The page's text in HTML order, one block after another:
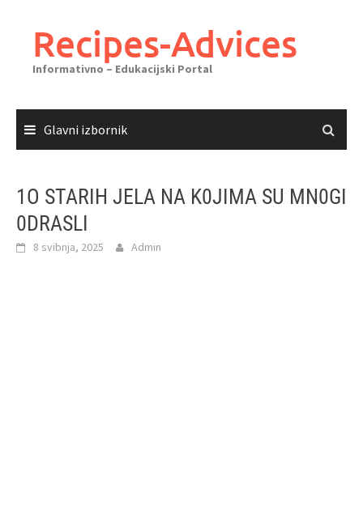
sadržajaRecipes-Advices
Informativno – Edukacijski Portal
Glavni izbornik
1O STARIH JELA NA K0JIMA SU MN0GI
0DRASLI
8 svibnja, 2025 Admin